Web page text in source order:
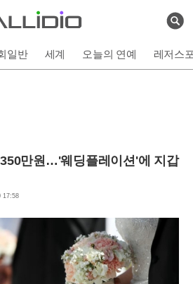
검
일반 세계 오늘의 연예 레저스
만원…'웨딩플레이션'에 지갑
17:58